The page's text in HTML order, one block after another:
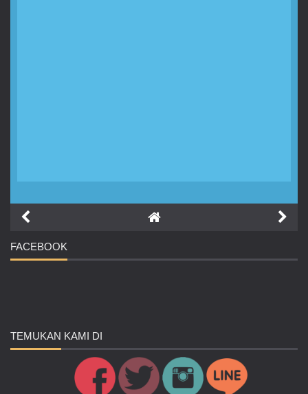
FACEBOOK
TEMUKAN KAMI DI